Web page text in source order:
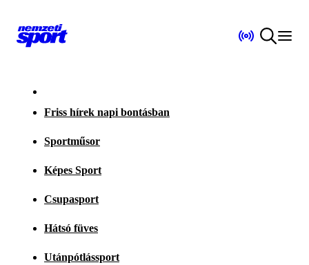
Friss hírek napi bontásban
Sportműsor
Képes Sport
Csupasport
Hátsó füves
Utánpótlássport